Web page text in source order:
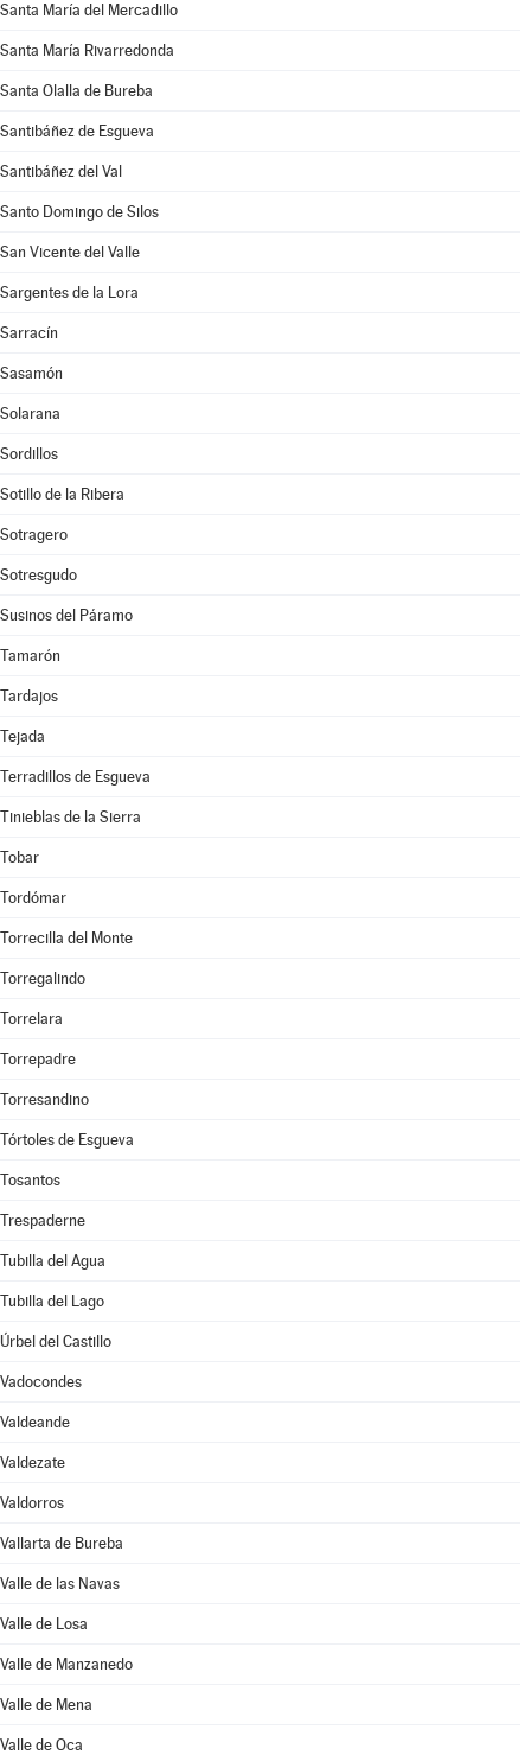
Santa María del Mercadillo
Santa María Rivarredonda
Santa Olalla de Bureba
Santibáñez de Esgueva
Santibáñez del Val
Santo Domingo de Silos
San Vicente del Valle
Sargentes de la Lora
Sarracín
Sasamón
Solarana
Sordillos
Sotillo de la Ribera
Sotragero
Sotresgudo
Susinos del Páramo
Tamarón
Tardajos
Tejada
Terradillos de Esgueva
Tinieblas de la Sierra
Tobar
Tordómar
Torrecilla del Monte
Torregalindo
Torrelara
Torrepadre
Torresandino
Tórtoles de Esgueva
Tosantos
Trespaderne
Tubilla del Agua
Tubilla del Lago
Úrbel del Castillo
Vadocondes
Valdeande
Valdezate
Valdorros
Vallarta de Bureba
Valle de las Navas
Valle de Losa
Valle de Manzanedo
Valle de Mena
Valle de Oca